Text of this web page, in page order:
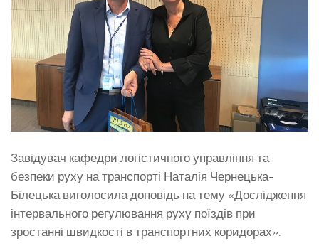
Завідувач кафедри логістичного управління та
безпеки руху на транспорті Наталія Чернецька-
Білецька виголосила доповідь на тему «Дослідження
інтервального регулювання руху поїздів при
зростанні швидкості в транспортних коридорах».